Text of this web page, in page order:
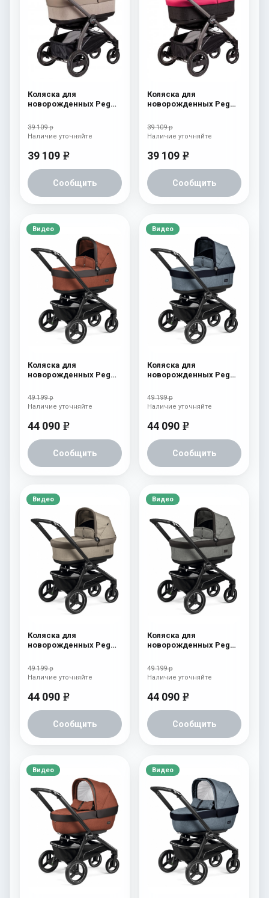
Коляска для
новорожденных Peg
(шасси Jet) Cream
39 109 р
39 109 e
Сообщить
Наличие уточняйте
Коляска для
новорожденных Peg
(шасси Jet) Fleur
39 109 р
39 109 e
Сообщить
Наличие уточняйте
Видео
Коляска для
новорожденных Peg
Terracotta
49 199 р
44 090 e
Сообщить
Наличие уточняйте
Видео
Коляска для
новорожденных Peg
Horizon
49 199 р
44 090 e
Сообщить
Наличие уточняйте
Видео
Коляска для
новорожденных Peg
Cream
49 199 р
44 090 e
Сообщить
Наличие уточняйте
Видео
Коляска для
новорожденных Peg
Atmosphere
49 199 р
44 090 e
Сообщить
Наличие уточняйте
Видео Видео